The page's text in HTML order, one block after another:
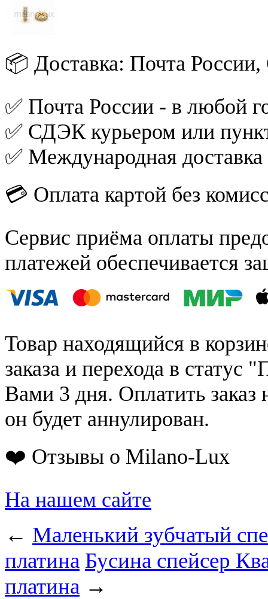
📦 Доставка: Почта
✅ Почта России - в любой
✅ СДЭК курьером или
✅ Международная
💳 Оплата картой без
Сервис приёма оплаты
платежей обеспечивается
Товар находящийся в
заказа и перехода в статус
Вами 3 дня. Оплатить заказ
он будет аннулирован.
❤️ Отзывы о Milano-Lux
На нашем сайте
← Маленький зубчатый
платина Бусина спейсер
платина →